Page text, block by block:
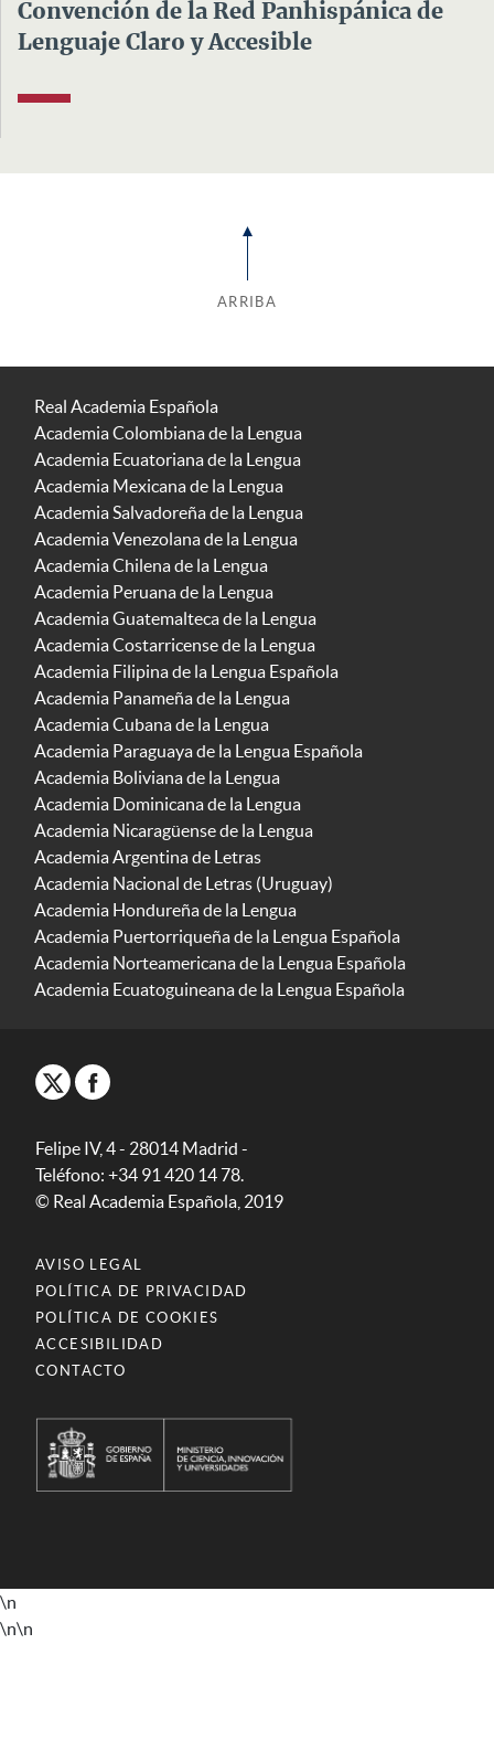
Convención de la Red Panhispánica de
Lenguaje Claro y Accesible
ARRIBA
Real Academia Española
Academia Colombiana de la Lengua
Academia Ecuatoriana de la Lengua
Academia Mexicana de la Lengua
Academia Salvadoreña de la Lengua
Academia Venezolana de la Lengua
Academia Chilena de la Lengua
Academia Peruana de la Lengua
Academia Guatemalteca de la Lengua
Academia Costarricense de la Lengua
Academia Filipina de la Lengua Española
Academia Panameña de la Lengua
Academia Cubana de la Lengua
Academia Paraguaya de la Lengua Española
Academia Boliviana de la Lengua
Academia Dominicana de la Lengua
Academia Nicaragüense de la Lengua
Academia Argentina de Letras
Academia Nacional de Letras (Uruguay)
Academia Hondureña de la Lengua
Academia Puertorriqueña de la Lengua Española
Academia Norteamericana de la Lengua Española
Academia Ecuatoguineana de la Lengua Española
Felipe IV, 4 - 28014 Madrid -
Teléfono: +34 91 420 14 78.
© Real Academia Española, 2019
AVISO LEGAL
POLÍTICA DE PRIVACIDAD
POLÍTICA DE COOKIES
ACCESIBILIDAD
CONTACTO
\n
\n\n